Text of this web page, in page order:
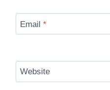
Email *
Website